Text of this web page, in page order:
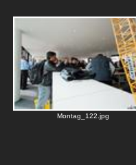
Montag_122.jpg